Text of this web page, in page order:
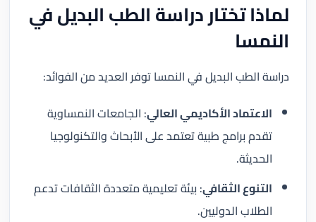
لماذا تختار دراسة الطب البديل في
النمسا
دراسة الطب البديل في النمسا توفر العديد من الفوائد:
الاعتماد الأكاديمي العالي: الجامعات النمساوية
تقدم برامج طبية تعتمد على الأبحاث والتكنولوجيا
الحديثة.
التنوع الثقافي: بيئة تعليمية متعددة الثقافات تدعم
الطلاب الدوليين.